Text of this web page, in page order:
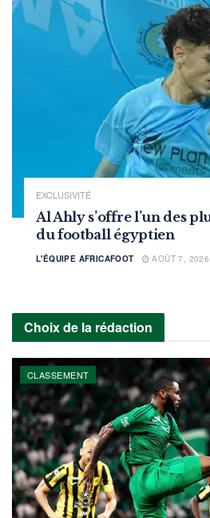
EXCLUSIVITÉ
Al Ahly s’offre l’un des
du football égyptien
L'ÉQUIPE AFRICAFOOT AOÛT 7, 2026
Choix de la rédaction
CLASSEMENT